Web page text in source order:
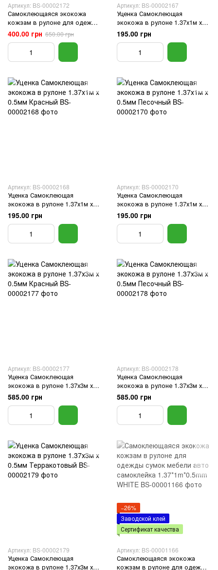
Артикул: BS-00002172
Самоклеющаяся экокожа
кожзам в рулоне для одежды
сумок мебели авто
самоклейка 1.37*1m*0.5mm
Терракотовый
400.00 грн 650.00 грн
Артикул: BS-00002167
Уценка Самоклеющая
экокожа в рулоне 1.37х1м х
0.5мм Терракотовый
195.00 грн
Артикул: BS-00002168
Уценка Самоклеющая
экокожа в рулоне 1.37х1м х
0.5мм Красный
195.00 грн
Артикул: BS-00002170
Уценка Самоклеющая
экокожа в рулоне 1.37х1м х
0.5мм Песочный
195.00 грн
Артикул: BS-00002177
Уценка Самоклеющая
экокожа в рулоне 1.37х3м х
0.5мм Красный
585.00 грн
Артикул: BS-00002178
Уценка Самоклеющая
экокожа в рулоне 1.37х3м х
0.5мм Песочный
585.00 грн
Артикул: BS-00002179
Уценка Самоклеющая
экокожа в рулоне 1.37х3м х
−26%
Заводской клей
Сертификат качества
Артикул: BS-00001166
Самоклеющаяся экокожа
кожзам в рулоне для одежды